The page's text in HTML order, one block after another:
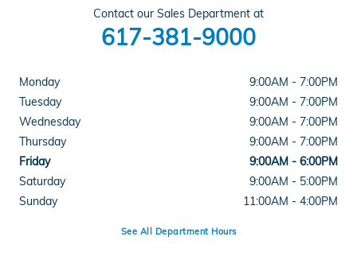
Contact our Sales Department at
617-381-9000
Monday
9:00AM - 7:00PM
Tuesday
9:00AM - 7:00PM
Wednesday
9:00AM - 7:00PM
Thursday
9:00AM - 7:00PM
Friday
9:00AM - 6:00PM
Saturday
9:00AM - 5:00PM
Sunday
11:00AM - 4:00PM
See All Department Hours